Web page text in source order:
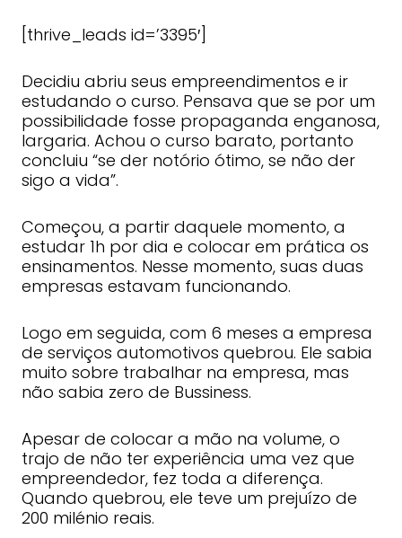
[thrive_leads id=’3395′]
Decidiu abriu seus empreendimentos e ir
estudando o curso. Pensava que se por um
possibilidade fosse propaganda enganosa,
largaria. Achou o curso barato, portanto
concluiu “se der notório ótimo, se não der
sigo a vida”.
Começou, a partir daquele momento, a
estudar 1h por dia e colocar em prática os
ensinamentos. Nesse momento, suas duas
empresas estavam funcionando.
Logo em seguida, com 6 meses a empresa
de serviços automotivos quebrou. Ele sabia
muito sobre trabalhar na empresa, mas
não sabia zero de Bussiness.
Apesar de colocar a mão na volume, o
trajo de não ter experiência uma vez que
empreendedor, fez toda a diferença.
Quando quebrou, ele teve um prejuízo de
200 milénio reais.